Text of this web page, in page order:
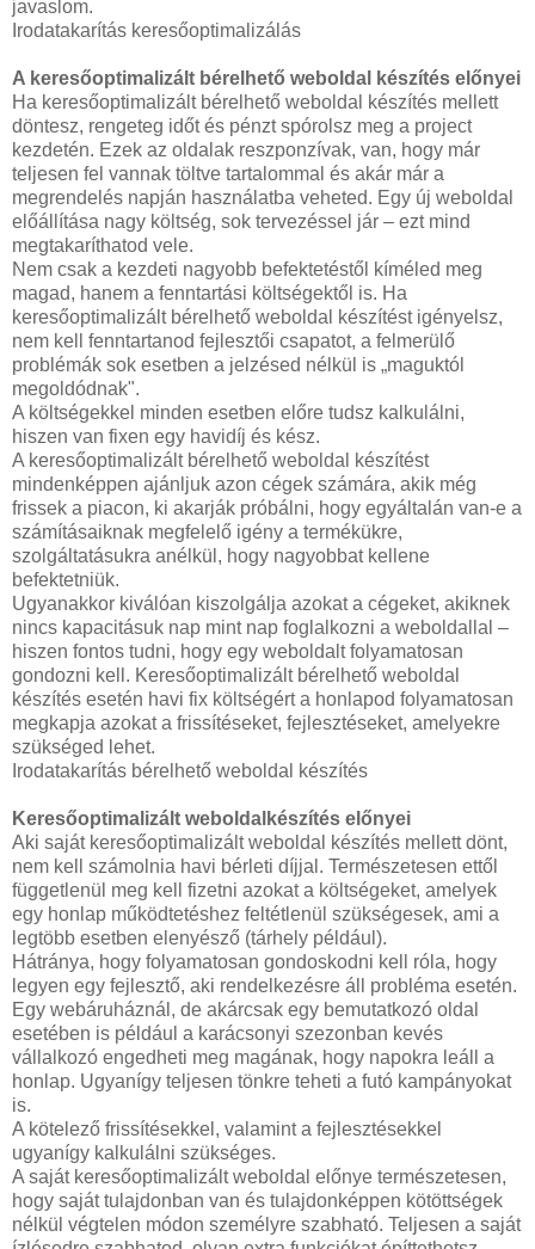
javaslom.
Irodatakarítás keresőoptimalizálás
A keresőoptimalizált bérelhető weboldal készítés előnyei
Ha keresőoptimalizált bérelhető weboldal készítés mellett
döntesz, rengeteg időt és pénzt spórolsz meg a project
kezdetén. Ezek az oldalak reszponzívak, van, hogy már
teljesen fel vannak töltve tartalommal és akár már a
megrendelés napján használatba veheted. Egy új weboldal
előállítása nagy költség, sok tervezéssel jár – ezt mind
megtakaríthatod vele.
Nem csak a kezdeti nagyobb befektetéstől kíméled meg
magad, hanem a fenntartási költségektől is. Ha
keresőoptimalizált bérelhető weboldal készítést igényelsz,
nem kell fenntartanod fejlesztői csapatot, a felmerülő
problémák sok esetben a jelzésed nélkül is „maguktól
megoldódnak".
A költségekkel minden esetben előre tudsz kalkulálni,
hiszen van fixen egy havidíj és kész.
A keresőoptimalizált bérelhető weboldal készítést
mindenképpen ajánljuk azon cégek számára, akik még
frissek a piacon, ki akarják próbálni, hogy egyáltalán van-e a
számításaiknak megfelelő igény a termékükre,
szolgáltatásukra anélkül, hogy nagyobbat kellene
befektetniük.
Ugyanakkor kiválóan kiszolgálja azokat a cégeket, akiknek
nincs kapacitásuk nap mint nap foglalkozni a weboldallal –
hiszen fontos tudni, hogy egy weboldalt folyamatosan
gondozni kell. Keresőoptimalizált bérelhető weboldal
készítés esetén havi fix költségért a honlapod folyamatosan
megkapja azokat a frissítéseket, fejlesztéseket, amelyekre
szükséged lehet.
Irodatakarítás bérelhető weboldal készítés
Keresőoptimalizált weboldalkészítés előnyei
Aki saját keresőoptimalizált weboldal készítés mellett dönt,
nem kell számolnia havi bérleti díjjal. Természetesen ettől
függetlenül meg kell fizetni azokat a költségeket, amelyek
egy honlap működtetéshez feltétlenül szükségesek, ami a
legtöbb esetben elenyésző (tárhely például).
Hátránya, hogy folyamatosan gondoskodni kell róla, hogy
legyen egy fejlesztő, aki rendelkezésre áll probléma esetén.
Egy webáruháznál, de akárcsak egy bemutatkozó oldal
esetében is például a karácsonyi szezonban kevés
vállalkozó engedheti meg magának, hogy napokra leáll a
honlap. Ugyanígy teljesen tönkre teheti a futó kampányokat
is.
A kötelező frissítésekkel, valamint a fejlesztésekkel
ugyanígy kalkulálni szükséges.
A saját keresőoptimalizált weboldal előnye természetesen,
hogy saját tulajdonban van és tulajdonképpen kötöttségek
nélkül végtelen módon személyre szabható. Teljesen a saját